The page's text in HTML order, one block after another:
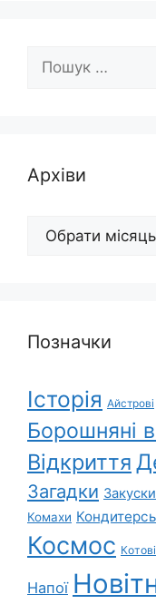
Архіви
Архіви
Позначки
Історія Айстрові
Борошняні
Відкриття
Загадки
Комахи
Космос Котові
Напої